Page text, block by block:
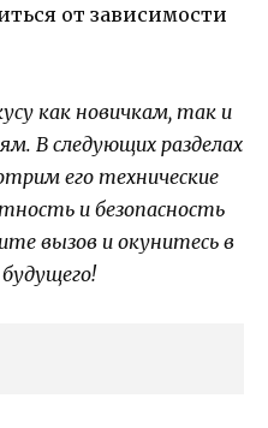
от зависимости
как новичкам, так и
В следующих разделах
его технические
и безопасность
вызов и окунитесь в